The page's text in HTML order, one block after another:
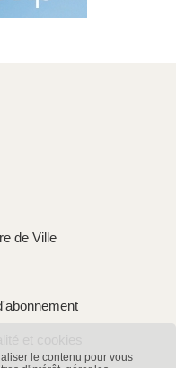
de Ville
et cookies
le contenu pour vous